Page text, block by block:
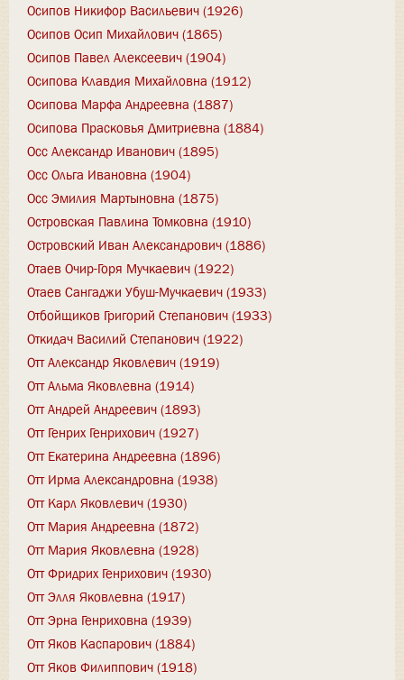
Осипов Никифор Васильевич (1926)
Осипов Осип Михайлович (1865)
Осипов Павел Алексеевич (1904)
Осипова Клавдия Михайловна (1912)
Осипова Марфа Андреевна (1887)
Осипова Прасковья Дмитриевна (1884)
Осс Александр Иванович (1895)
Осс Ольга Ивановна (1904)
Осс Эмилия Мартыновна (1875)
Островская Павлина Томковна (1910)
Островский Иван Александрович (1886)
Отаев Очир-Горя Мучкаевич (1922)
Отаев Сангаджи Убуш-Мучкаевич (1933)
Отбойщиков Григорий Степанович (1933)
Откидач Василий Степанович (1922)
Отт Александр Яковлевич (1919)
Отт Альма Яковлевна (1914)
Отт Андрей Андреевич (1893)
Отт Генрих Генрихович (1927)
Отт Екатерина Андреевна (1896)
Отт Ирма Александровна (1938)
Отт Карл Яковлевич (1930)
Отт Мария Андреевна (1872)
Отт Мария Яковлевна (1928)
Отт Фридрих Генрихович (1930)
Отт Элля Яковлевна (1917)
Отт Эрна Генриховна (1939)
Отт Яков Каспарович (1884)
Отт Яков Филиппович (1918)